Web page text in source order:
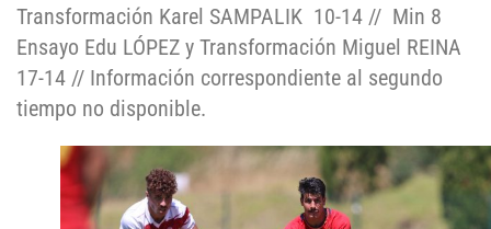
Transformación Karel SAMPALIK 10-14 // Min 8
Ensayo Edu LÓPEZ y Transformación Miguel REINA
17-14 // Información correspondiente al segundo
tiempo no disponible.